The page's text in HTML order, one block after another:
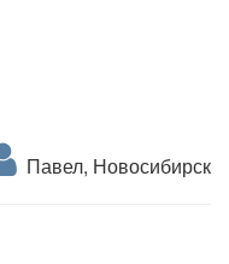
Павел, Новосибирск